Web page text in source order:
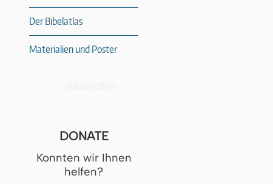
Der Bibelatlas
Materialien und Poster
DONATE
Konnten wir Ihnen
helfen?